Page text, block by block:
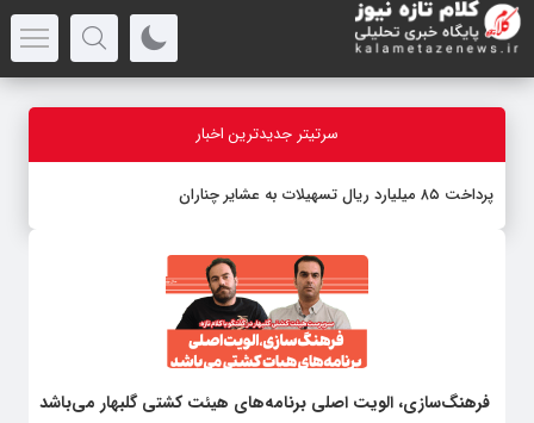
سرتیتر جدیدترین اخبار
پرداخت ۸۵ میلیارد ریال تسهیلات به عشایر چناران
فرهنگ‌سازی، الویت اصلی برنامه‌های هیئت کشتی گلبهار می‌باشد